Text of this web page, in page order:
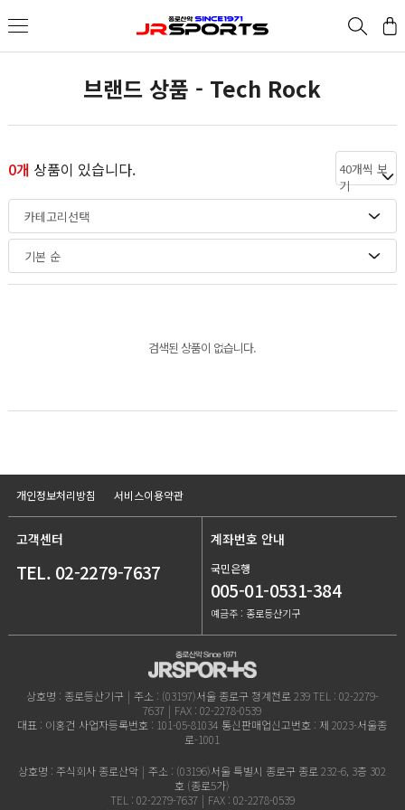
브랜드 상품 - Tech Rock
0개 상품이 있습니다.
40개씩 보
기
카테고리선택
기본 순
검색된 상품이 없습니다.
개인정보처리방침 서비스이용약관
상호명 : 종로등산기구 | 주소 : (03197)서울 종로구 청계천로 239TEL : 02-2279-
7637 | FAX : 02-2278-0539
대표 : 이홍건 사업자등록번호 : 101-05-81034 통신판매업신고번호 : 제 2023-서울종
로-1001
상호명 : 주식회사 종로산악 | 주소 : (03196)서울 특별시 종로구 종로 232-6, 3층 302
호 (종로5가)
TEL : 02-2279-7637 | FAX : 02-2278-0539
고객센터
TEL. 02-2279-7637
계좌번호 안내
국민은행
005-01-0531-384
예금주 : 종로등산기구